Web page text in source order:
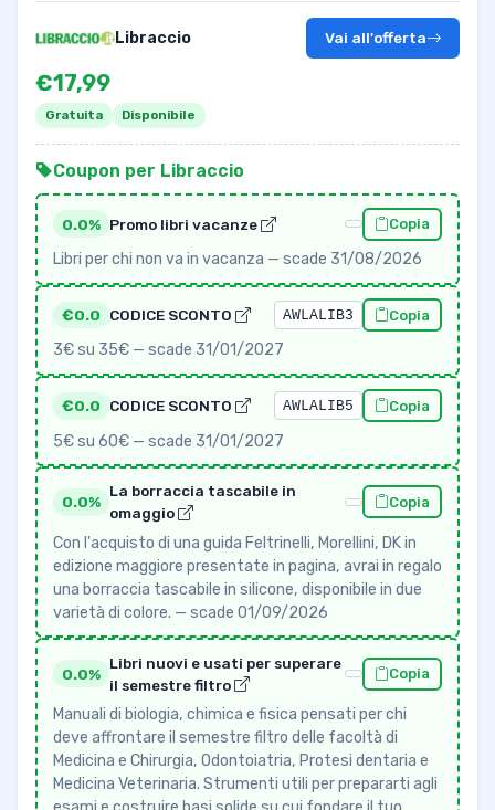
Libraccio
€17,99
Gratuita Disponibile
Vai all'offerta
Coupon per Libraccio
0.0% Promo libri vacanze Copia
Libri per chi non va in vacanza — scade 31/08/2026
€0.0 CODICE SCONTO AWLALIB3 Copia
3€ su 35€ — scade 31/01/2027
€0.0 CODICE SCONTO AWLALIB5 Copia
5€ su 60€ — scade 31/01/2027
0.0%
La borraccia tascabile in
omaggio
Copia
Con l'acquisto di una guida Feltrinelli, Morellini, DK in
edizione maggiore presentate in pagina, avrai in regalo
una borraccia tascabile in silicone, disponibile in due
varietà di colore. — scade 01/09/2026
0.0%
Libri nuovi e usati per superare
il semestre filtro
Copia
Manuali di biologia, chimica e fisica pensati per chi
deve affrontare il semestre filtro delle facoltà di
Medicina e Chirurgia, Odontoiatria, Protesi dentaria e
Medicina Veterinaria. Strumenti utili per prepararti agli